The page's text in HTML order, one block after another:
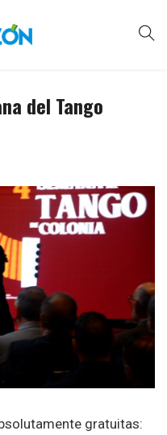
del Tango
gratuitas: